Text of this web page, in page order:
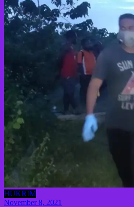
HUKRIM
November 8, 2021